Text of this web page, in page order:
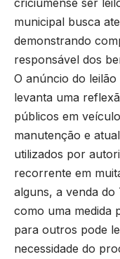
criciumense ser
municipal busca
demonstrando
responsável dos
O anúncio do
levanta uma
públicos em
manutenção e
utilizados por
recorrente em
alguns, a venda
como uma medida
para outros pode
necessidade do